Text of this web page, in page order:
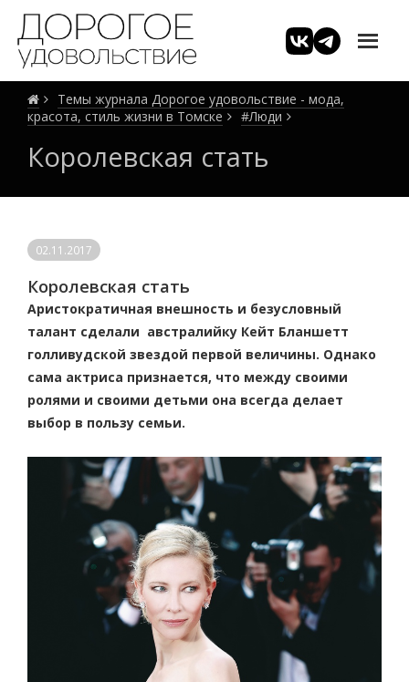
Темы журнала Дорогое удовольствие - мода,
красота, стиль жизни в Томске
#Люди
Королевская стать
02.11.2017
Королевская стать
Аристократичная внешность и безусловный
талант сделали австралийку Кейт Бланшетт
голливудской звездой первой величины. Однако
сама актриса признается, что между своими
ролями и своими детьми она всегда делает
выбор в пользу семьи.